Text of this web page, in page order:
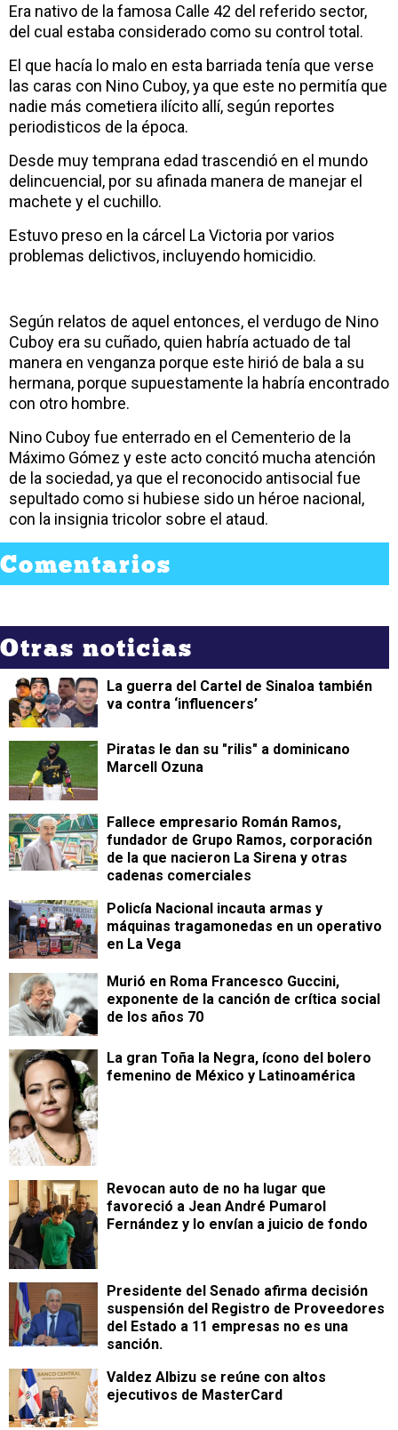
Era nativo de la famosa Calle 42 del referido sector,
del cual estaba considerado como su control total.
El que hacía lo malo en esta barriada tenía que verse
las caras con Nino Cuboy, ya que este no permitía que
nadie más cometiera ilícito allí, según reportes
periodisticos de la época.
Desde muy temprana edad trascendió en el mundo
delincuencial, por su afinada manera de manejar el
machete y el cuchillo.
Estuvo preso en la cárcel La Victoria por varios
problemas delictivos, incluyendo homicidio.
Según relatos de aquel entonces, el verdugo de Nino
Cuboy era su cuñado, quien habría actuado de tal
manera en venganza porque este hirió de bala a su
hermana, porque supuestamente la habría encontrado
con otro hombre.
Nino Cuboy fue enterrado en el Cementerio de la
Máximo Gómez y este acto concitó mucha atención
de la sociedad, ya que el reconocido antisocial fue
sepultado como si hubiese sido un héroe nacional,
con la insignia tricolor sobre el ataud.
Comentarios
Otras noticias
La guerra del Cartel de Sinaloa también
va contra ‘influencers’
Piratas le dan su "rilis" a dominicano
Marcell Ozuna
Fallece empresario Román Ramos,
fundador de Grupo Ramos, corporación
de la que nacieron La Sirena y otras
cadenas comerciales
Policía Nacional incauta armas y
máquinas tragamonedas en un operativo
en La Vega
Murió en Roma Francesco Guccini,
exponente de la canción de crítica social
de los años 70
La gran Toña la Negra, ícono del bolero
femenino de México y Latinoamérica
Revocan auto de no ha lugar que
favoreció a Jean André Pumarol
Fernández y lo envían a juicio de fondo
Presidente del Senado afirma decisión
suspensión del Registro de Proveedores
del Estado a 11 empresas no es una
sanción.
Valdez Albizu se reúne con altos
ejecutivos de MasterCard